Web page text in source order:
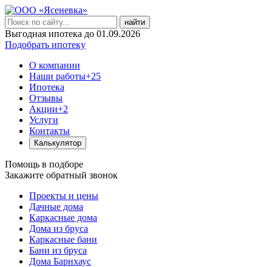
найти
Выгодная ипотека до 01.09.2026
Подобрать ипотеку
О компании
Наши работы+25
Ипотека
Отзывы
Акции+2
Услуги
Контакты
Калькулятор
Помощь в подборе
Закажите обратный звонок
Проекты и цены
Дачные дома
Каркасные дома
Дома из бруса
Каркасные бани
Бани из бруса
Дома Барнхаус